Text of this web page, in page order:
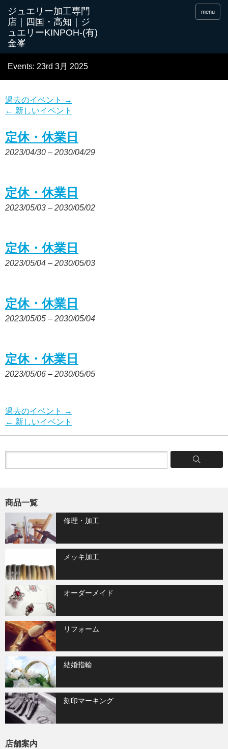
menu
Events: 23rd 3月 2025
過去のイベント
→
← 新しいイベント
定休・休業日
2023/04/30 – 2030/04/29
定休・休業日
2023/05/03 – 2030/05/02
定休・休業日
2023/05/04 – 2030/05/03
定休・休業日
2023/05/05 – 2030/05/04
定休・休業日
2023/05/06 – 2030/05/05
過去のイベント
→
← 新しいイベント
商品一覧
修理・加工
メッキ加工
オーダーメイド
リフォーム
結婚指輪
刻印マーキング
店舗案内